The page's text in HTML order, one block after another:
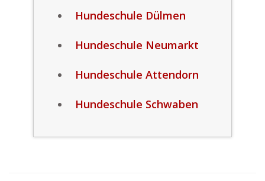
Hundeschule Dülmen
Hundeschule Neumarkt
Hundeschule Attendorn
Hundeschule Schwaben